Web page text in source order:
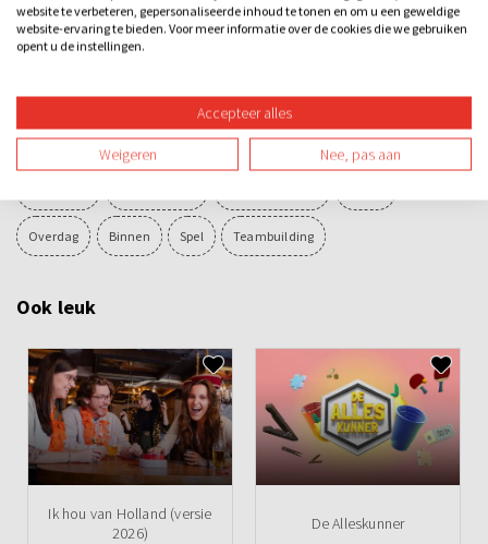
Nu met échte quizknoppen, waardoor de strijd nog
spannender wordt!
Categorieën
Quizzen Losse activiteiten Bedrijfsuitje Familie-uitje
Overdag Binnen Spel Teambuilding
Ook leuk
Ik hou van Holland (versie
2026)
De Alleskunner
website te verbeteren, gepersonaliseerde inhoud te tonen en om u een geweldige
website-ervaring te bieden. Voor meer informatie over de cookies die we gebruiken
opent u de instellingen.
Accepteer alles
Weigeren Nee, pas aan